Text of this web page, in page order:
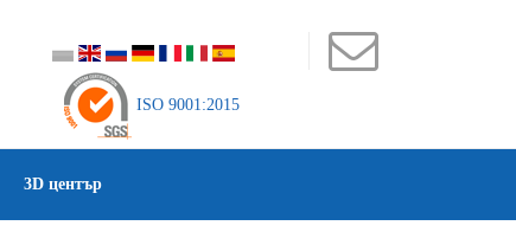
ISO 9001:2015
3D център